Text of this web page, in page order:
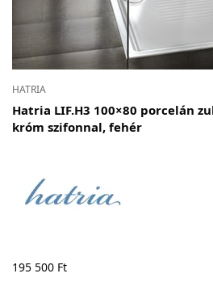
HATRIA
Hatria LIF.H3 100×80 porcelán
króm szifonnal, fehér
195 500 Ft